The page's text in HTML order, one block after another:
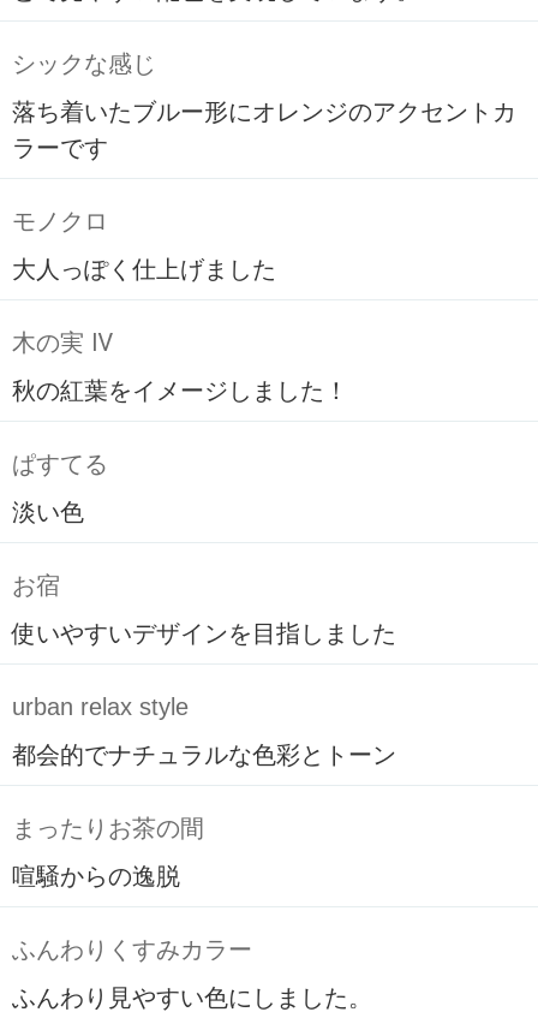
シックな感じ
落ち着いたブルー形にオレンジのアクセントカ
ラーです
モノクロ
大人っぽく仕上げました
木の実 Ⅳ
秋の紅葉をイメージしました！
ぱすてる
淡い色
お宿
使いやすいデザインを目指しました
urban relax style
都会的でナチュラルな色彩とトーン
まったりお茶の間
喧騒からの逸脱
ふんわりくすみカラー
ふんわり見やすい色にしました。